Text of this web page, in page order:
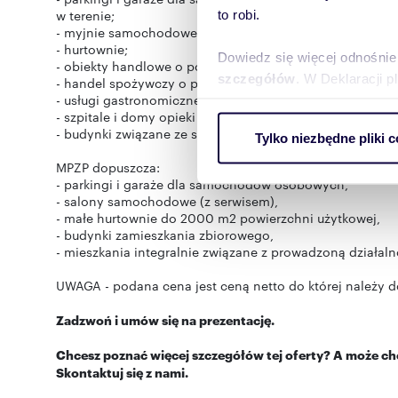
to robi.
Dowiedz się więcej
szczegółów . W Deklaracji
ruch w naszej witrynie.
reklamowym i
uzyskanymi podczas
Tylko niezbędne pliki
w terenie;
- myjnie samochodowe;
- hurtownie;
- obiekty handlowe o powierzchni sprzedaży powyżej
- handel spożywczy o powierzchni użytkowej powyżej
- usługi gastronomiczne o powierzchni użytkowej
- szpitale i domy opieki społecznej;
- budynki związane ze stałym lub czasowym pobytem
MPZP dopuszcza:
- parkingi i garaże dla samochodów osobowych,
- salony samochodowe (z serwisem),
- małe hurtownie do 2000 m2 powierzchni użytkowej,
- budynki zamieszkania zbiorowego,
- mieszkania integralnie związane z prowadzoną
UWAGA - podana cena jest ceną netto do której należy
Zadzwoń i umów się na prezentację.
Chcesz poznać więcej szczegółów tej oferty? A może
Skontaktuj się z nami.